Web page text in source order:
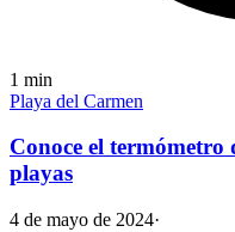
1 min
Playa del Carmen
Conoce el termómetro
playas
4 de mayo de 2024·